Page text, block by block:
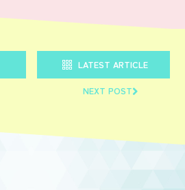
LATEST ARTICLE
NEXT POST